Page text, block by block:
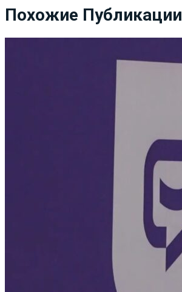
Похожие Публикации